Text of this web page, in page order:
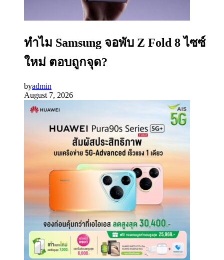
ทำไม Samsung จอพับ Z Fold 8 ไซซ์
ใหม่ ตอบถูกจุด?
byadmin
August 7, 2026